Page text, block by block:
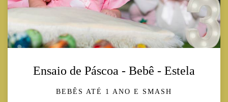
Ensaio de Páscoa - Bebê - Estela
BEBÊS ATÉ 1 ANO E SMASH